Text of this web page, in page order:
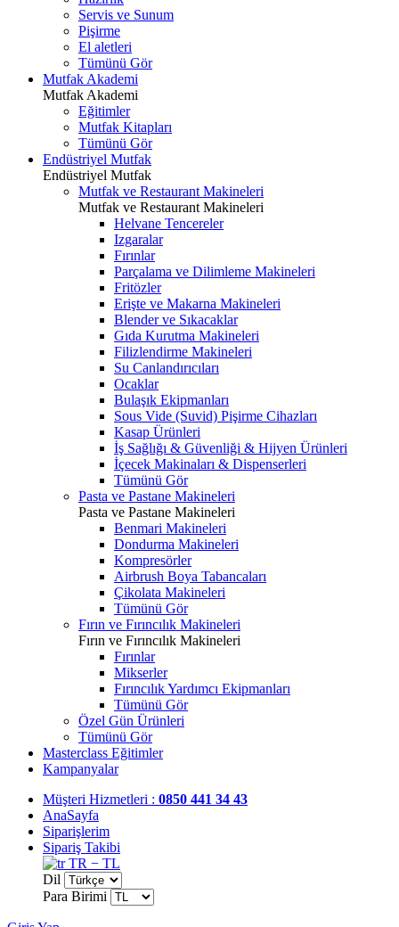
Servis ve Sunum
Pişirme
El aletleri
Tümünü Gör
Mutfak Akademi
Mutfak Akademi
Eğitimler
Mutfak Kitapları
Tümünü Gör
Endüstriyel Mutfak
Endüstriyel Mutfak
Mutfak ve Restaurant Makineleri
Mutfak ve Restaurant Makineleri
Helvane Tencereler
Izgaralar
Fırınlar
Parçalama ve Dilimleme Makineleri
Fritözler
Erişte ve Makarna Makineleri
Blender ve Sıkacaklar
Gıda Kurutma Makineleri
Filizlendirme Makineleri
Su Canlandırıcıları
Ocaklar
Bulaşık Ekipmanları
Sous Vide (Suvid) Pişirme Cihazları
Kasap Ürünleri
İş Sağlığı & Güvenliği & Hijyen Ürünleri
İçecek Makinaları & Dispenserleri
Tümünü Gör
Pasta ve Pastane Makineleri
Pasta ve Pastane Makineleri
Benmari Makineleri
Dondurma Makineleri
Kompresörler
Airbrush Boya Tabancaları
Çikolata Makineleri
Tümünü Gör
Fırın ve Fırıncılık Makineleri
Fırın ve Fırıncılık Makineleri
Fırınlar
Mikserler
Fırıncılık Yardımcı Ekipmanları
Tümünü Gör
Özel Gün Ürünleri
Tümünü Gör
Masterclass Eğitimler
Kampanyalar
Müşteri Hizmetleri : 0850 441 34 43
AnaSayfa
Siparişlerim
Sipariş Takibi
TR − TL
Dil
Para Birimi